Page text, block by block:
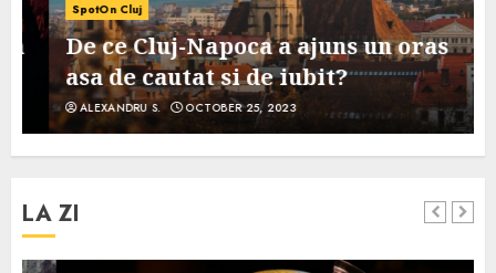
SpotOn Cluj
De ce Cluj-Napoca a ajuns un oras
asa de cautat si de iubit?
ALEXANDRU S. OCTOBER 25, 2023
LA ZI